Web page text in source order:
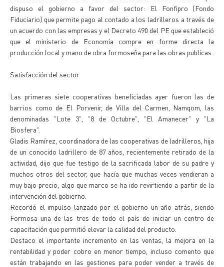
dispuso el gobierno a favor del sector: El Fonfipro (Fondo
Fiduciario) que permite pago al contado a los ladrilleros a través de
un acuerdo con las empresas y el Decreto 490 del PE que estableció
que el ministerio de Economía compre en forme directa la
producción local y mano de obra formoseña para las obras publicas.
Satisfacción del sector
Las primeras siete cooperativas beneficiadas ayer fueron las de
barrios como de El Porvenir, de Villa del Carmen, Namqom, las
denominadas "Lote 3", "8 de Octubre", "El Amanecer" y "La
Biosfera".
Gladis Ramírez, coordinadora de las cooperativas de ladrilleros, hija
de un conocido ladrillero de 87 años, recientemente retirado de la
actividad, dijo que fue testigo de la sacrificada labor de su padre y
muchos otros del sector, que hacía que muchas veces vendieran a
muy bajo precio, algo que marco se ha ido revirtiendo a partir de la
intervención del gobierno.
Recordó el impulso lanzado por el gobierno un año atrás, siendo
Formosa una de las tres de todo el país de iniciar un centro de
capacitación que permitió elevar la calidad del producto.
Destaco el importante incremento en las ventas, la mejora en la
rentabilidad y poder cobro en menor tiempo, incluso comento que
están trabajando en las gestiones para poder vender a través de